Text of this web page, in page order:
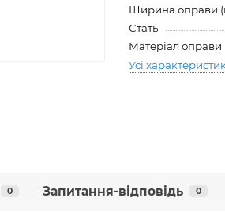
Ширина оправи
Стать
Матеріал оправи
Усі
0 Запитання-відповідь 0